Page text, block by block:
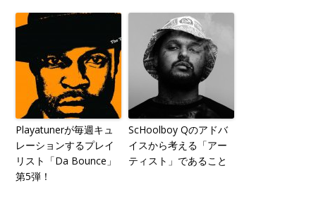
Playatunerが毎週キュ
レーションするプレイ
リスト「Da Bounce」
第5弾！
ScHoolboy Qのアドバ
イスから考える「アー
ティスト」であること